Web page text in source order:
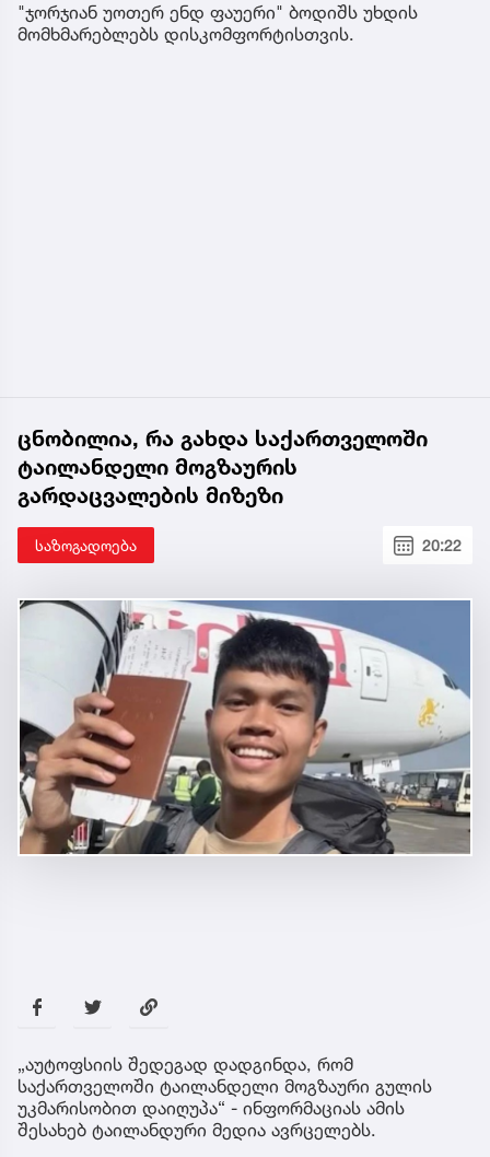
"ჯორჯიან უოთერ ენდ ფაუერი" ბოდიშს უხდის
მომხმარებლებს დისკომფორტისთვის.
ცნობილია, რა გახდა საქართველოში
ტაილანდელი მოგზაურის
გარდაცვალების მიზეზი
საზოგადოება 20:22
„აუტოფსიის შედეგად დადგინდა, რომ
საქართველოში ტაილანდელი მოგზაური გულის
უკმარისობით დაიღუპა“ - ინფორმაციას ამის
შესახებ ტაილანდური მედია ავრცელებს.